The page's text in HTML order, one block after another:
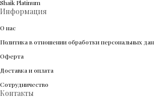
Shaik Platinum
Информация
О нас
Политика в отношении обработки персональных
Оферта
Доставка и оплата
Сотрудничество
Контакты